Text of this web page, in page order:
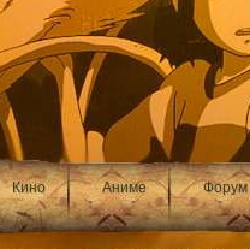
Кино Аниме Форум